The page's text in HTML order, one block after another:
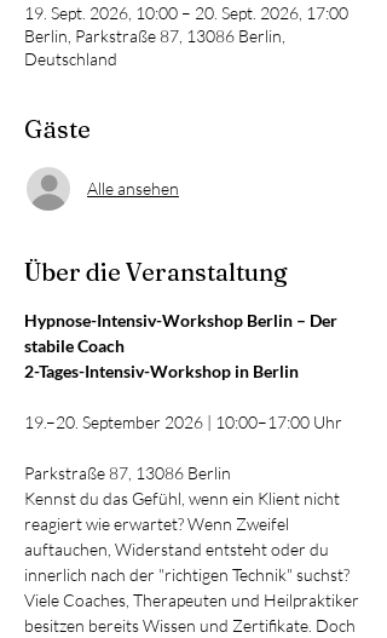
19. Sept. 2026, 10:00 – 20. Sept. 2026, 17:00
Berlin, Parkstraße 87, 13086 Berlin,
Deutschland
Gäste
Alle ansehen
Über die Veranstaltung
Hypnose-Intensiv-Workshop Berlin – Der
stabile Coach
2-Tages-Intensiv-Workshop in Berlin
19.–20. September 2026 | 10:00–17:00 Uhr
Parkstraße 87, 13086 Berlin
Kennst du das Gefühl, wenn ein Klient nicht
reagiert wie erwartet? Wenn Zweifel
auftauchen, Widerstand entsteht oder du
innerlich nach der "richtigen Technik" suchst?
Viele Coaches, Therapeuten und Heilpraktiker
besitzen bereits Wissen und Zertifikate. Doch